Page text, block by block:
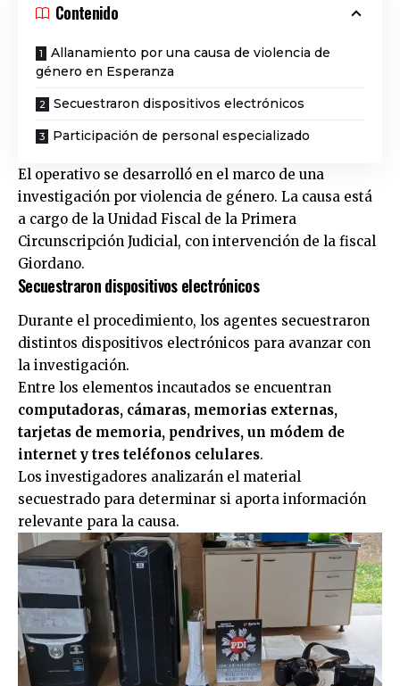
Contenido
Allanamiento por una causa de violencia de
género en Esperanza
Secuestraron dispositivos electrónicos
Participación de personal especializado
El operativo se desarrolló en el marco de una
investigación por violencia de género. La causa está
a cargo de la Unidad Fiscal de la Primera
Circunscripción Judicial, con intervención de la fiscal
Giordano.
Secuestraron dispositivos electrónicos
Durante el procedimiento, los agentes secuestraron
distintos dispositivos electrónicos para avanzar con
la investigación.
Entre los elementos incautados se encuentran
computadoras, cámaras, memorias externas,
tarjetas de memoria, pendrives, un módem de
internet y tres teléfonos celulares.
Los investigadores analizarán el material
secuestrado para determinar si aporta información
relevante para la causa.